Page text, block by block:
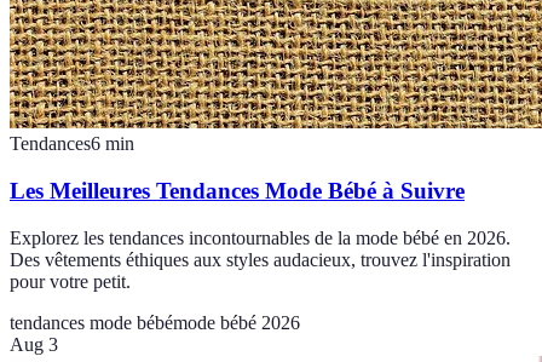
Tendances6 min
Les Meilleures Tendances Mode Bébé à Suivre
Explorez les tendances incontournables de la mode bébé en 2026.
Des vêtements éthiques aux styles audacieux, trouvez l'inspiration
pour votre petit.
tendances mode bébémode bébé 2026
Aug 3